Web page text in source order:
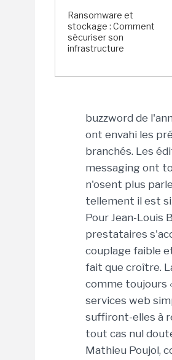
Ransomware et
stockage : Comment
sécuriser son
infrastructure
buzzword de
ont envahi les
branchés. Les
messaging ont
n'osent plus
tellement il est
Pour Jean-Louis
prestataires
couplage faible
fait que croître.
comme toujours
services web
suffiront-elles à
tout cas nul
Mathieu Poujol,